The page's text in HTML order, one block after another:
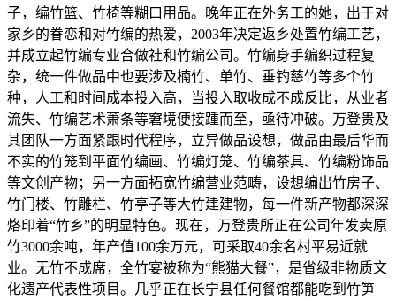
子，编竹篮、竹椅等糊口用品。晚年正在外务工的她，出于对
家乡的眷恋和对竹编的热爱，2003年决定返乡处置竹编工艺，
并成立起竹编专业合做社和竹编公司。竹编身手编织过程复
杂，统一件做品中也要涉及楠竹、单竹、垂钓慈竹等多个竹
种，人工和时间成本投入高，当投入取收成不成反比，从业者
流失、竹编艺术萧条等窘境便接踵而至，亟待冲破。万登贵及
其团队一方面紧跟时代程序，立异做品设想，做品由最后华而
不实的竹笼到平面竹编画、竹编灯笼、竹编茶具、竹编粉饰品
等文创产物；另一方面拓宽竹编营业范畴，设想编出竹房子、
竹门楼、竹雕栏、竹亭子等大竹建建物，每一件新产物都深深
烙印着“竹乡”的明显特色。现在，万登贵所正在公司年发卖原
竹3000余吨，年产值100余万元，可采取40余名村平易近就
业。无竹不成席，全竹宴被称为“熊猫大餐”，是省级非物质文
化遗产代表性项目。几乎正在长宁县任何餐馆都能吃到竹笋